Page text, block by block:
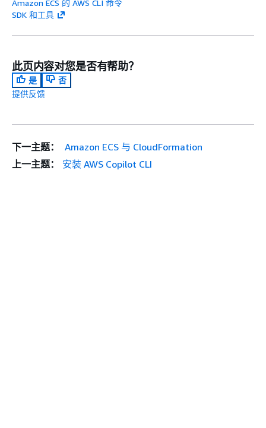
Amazon ECS 的 AWS CLI 命令
SDK 和工具
此页内容对您是否有帮助？
是
否
提供反馈
下一主题：
Amazon ECS 与 CloudFormation
上一主题：
安装 AWS Copilot CLI